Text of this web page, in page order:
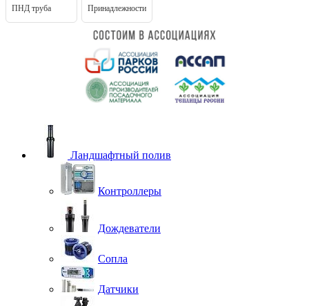
ПНД труба Принадлежности
Ландшафтный полив
Контроллеры
Дождеватели
Сопла
Датчики